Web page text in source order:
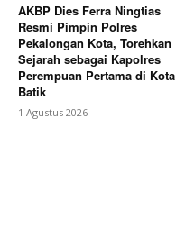
AKBP Dies Ferra Ningtias
Resmi Pimpin Polres
Pekalongan Kota, Torehkan
Sejarah sebagai Kapolres
Perempuan Pertama di Kota
Batik
1 Agustus 2026